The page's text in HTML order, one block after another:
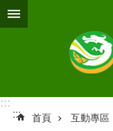
跳到主要內容區塊
:::
:::
首頁 互動專區